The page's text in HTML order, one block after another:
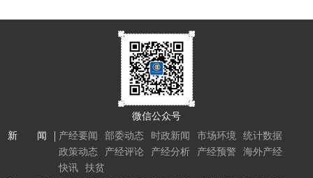
微信公众号
新 闻
产经要闻 部委动态 时政新闻 市场环境
统计数据
政策动态
产经评论 产经分析 产经预警
海外产经
快讯
扶贫